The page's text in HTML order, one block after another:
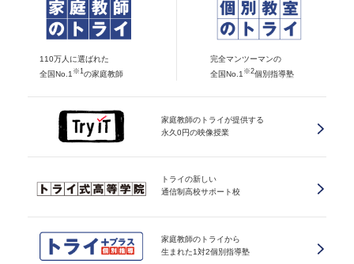
110万人に選ばれた
全国No.1 ※1 の家庭教師
完全マンツーマンの
全国No.1 ※2個別指導塾
家庭教師のトライが提供する
永久0円の映像授業
トライの新しい
通信制高校サポート校
家庭教師のトライから
生まれた1対2個別指導塾